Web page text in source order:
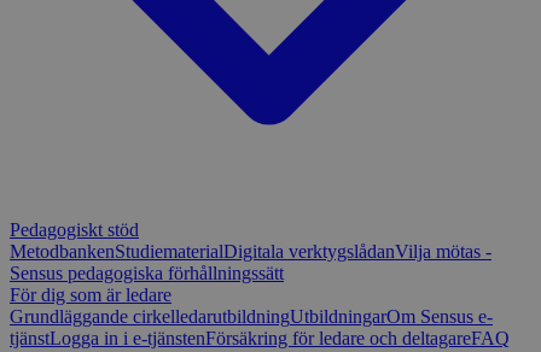
Pedagogiskt stöd
MetodbankenStudiematerialDigitala verktygslådanVilja mötas -
Sensus pedagogiska förhållningssätt
För dig som är ledare
Grundläggande cirkelledarutbildningUtbildningarOm Sensus e-
tjänstLogga in i e-tjänstenFörsäkring för ledare och deltagareFAQ